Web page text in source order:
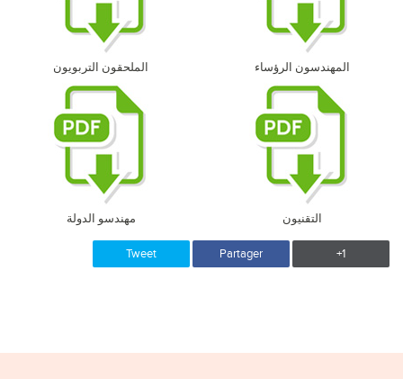
الملحقون التربويون المهندسون الرؤساء
مهندسو الدولة التقنيون
Tweet Partager +1